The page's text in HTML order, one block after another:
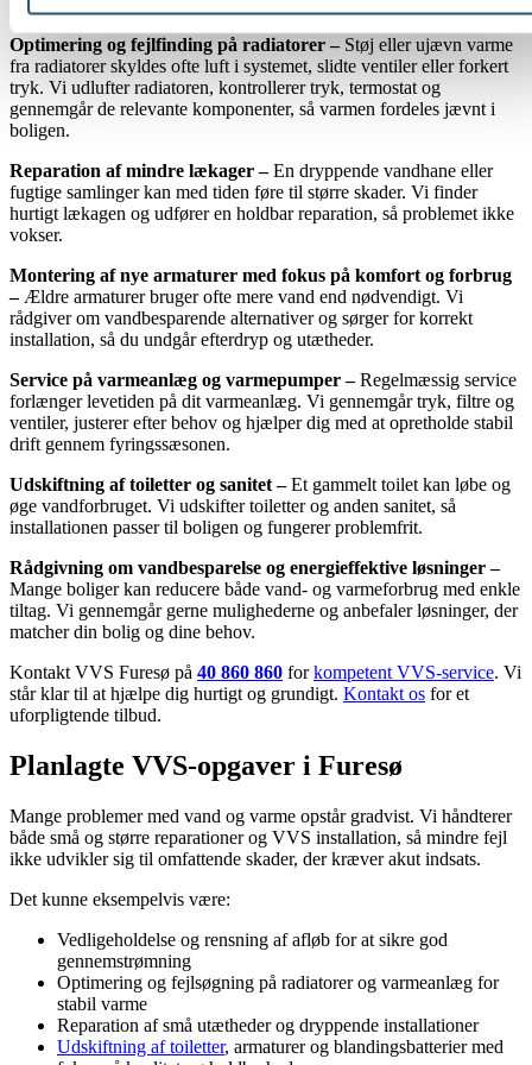
Optimering og fejlfinding på radiatorer – Støj eller ujævn varme
fra radiatorer skyldes ofte luft i systemet, slidte ventiler eller forkert
tryk. Vi udlufter radiatoren, kontrollerer tryk, termostat og
gennemgår de relevante komponenter, så varmen fordeles jævnt i
boligen.
Reparation af mindre lækager –En dryppende vandhane eller
fugtige samlinger kan med tiden føre til større skader. Vi finder
hurtigt lækagen og udfører en holdbar reparation, så problemet ikke
vokser.
Montering af nye armaturer med fokus på komfort og forbrug
– Ældre armaturer bruger ofte mere vand end nødvendigt. Vi
rådgiver om vandbesparende alternativer og sørger for korrekt
installation, så du undgår efterdryp og utætheder.
Service på varmeanlæg og varmepumper –Regelmæssig service
forlænger levetiden på dit varmeanlæg. Vi gennemgår tryk, filtre og
ventiler, justerer efter behov og hjælper dig med at opretholde stabil
drift gennem fyringssæsonen.
Udskiftning af toiletter og sanitet –Et gammelt toilet kan løbe og
øge vandforbruget. Vi udskifter toiletter og anden sanitet, så
installationen passer til boligen og fungerer problemfrit.
Rådgivning om vandbesparelse og energieffektive løsninger –
Mange boliger kan reducere både vand- og varmeforbrug med enkle
tiltag. Vi gennemgår gerne mulighederne og anbefaler løsninger, der
matcher din bolig og dine behov.
Kontakt VVS Furesø på 40 860 860 forkompetent VVS-service. Vi
står klar til at hjælpe dig hurtigt og grundigt. Kontakt os for et
uforpligtende tilbud.
Planlagte VVS-opgaver i Furesø
Mange problemer med vand og varme opstår gradvist. Vi håndterer
både små og større reparationer og VVS installation, så mindre fejl
ikke udvikler sig til omfattende skader, der kræver akut indsats.
Det kunne eksempelvis være:
Vedligeholdelse og rensning af afløb for at sikre god
gennemstrømning
Optimering og fejlsøgning på radiatorer og varmeanlæg for
stabil varme
Reparation af små utætheder og dryppende installationer
Udskiftning af toiletter, armaturer og blandingsbatterier med